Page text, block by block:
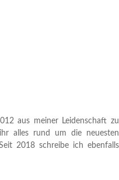
aus meiner Leidenschaft zu
alles rund um die neuesten
2018 schreibe ich ebenfalls